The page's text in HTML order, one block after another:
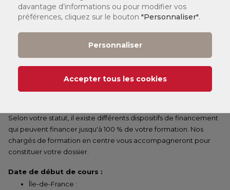
Cours en ligne
LÉGENDE :
Tarif(1):
Selon votre statut, il existe différents dispositifs de financement
qui peuvent financer jusqu'à 100 % de votre formation. Nos
chargés de formation en centre vous accompagneront pour
constituer votre dossier.
Date de début de cours :
Île-de-France :
davantage d’informations ou pour modifier vos
préférences, cliquez sur le bouton "Personnaliser".
Personnaliser
Accepter tous les cookies